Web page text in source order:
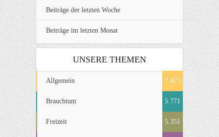
Beiträge der letzten Woche
Beiträge im letzten Monat
UNSERE THEMEN
Allgemein 7.473
Brauchtum 5.771
Freizeit 5.351